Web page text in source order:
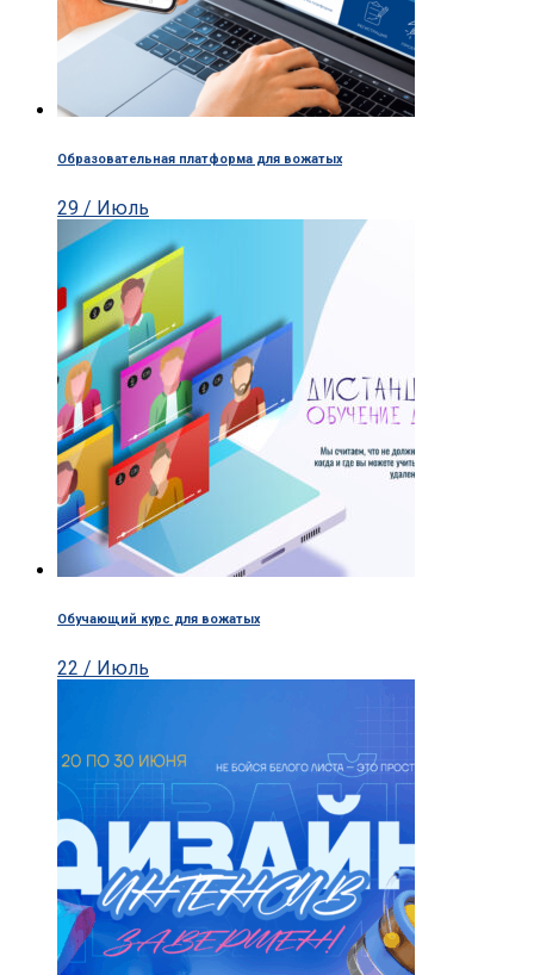
Образовательная платформа для вожатых
29 / Июль
Обучающий курс для вожатых
22 / Июль